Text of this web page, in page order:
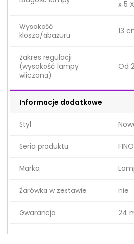
x 5
Wysokość
klosza/abażuru
13
Zakres regulacji
(wysokość lampy
wliczona)
Od
Informacje dodatkowe
Styl
Seria produktu FINO
Marka
Żarówka w zestawie nie
Gwarancja 24